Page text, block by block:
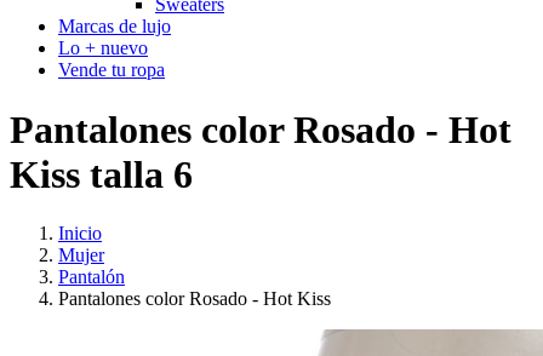
Sweaters
Marcas de lujo
Lo + nuevo
Vende tu ropa
Pantalones color Rosado - Hot
Kiss talla 6
Inicio
Mujer
Pantalón
Pantalones color Rosado - Hot Kiss